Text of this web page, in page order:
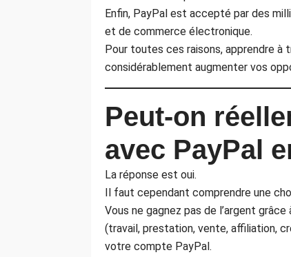
Enfin, PayPal est accepté par des
et de commerce électronique.
Pour toutes ces raisons, apprendre
considérablement augmenter vos
Peut-on
avec PayPal
La réponse est oui.
Il faut cependant comprendre une
Vous ne gagnez pas de l’argent
(travail, prestation, vente, affiliation,
votre compte PayPal.